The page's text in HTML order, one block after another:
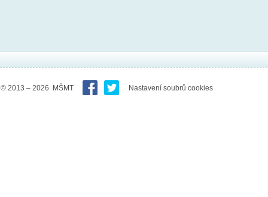
© 2013 – 2026 MŠMT Nastavení soubrů cookies